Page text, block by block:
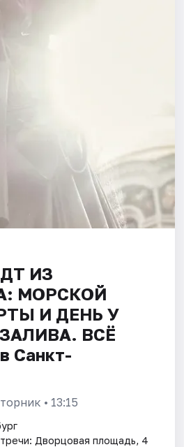
ИЗ
МОРСКОЙ
И ДЕНЬ У
ВСЁ
Санкт-
• 13:15
Дворцовая площадь, 4